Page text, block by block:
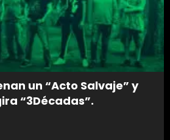
un “Acto Salvaje” y
“3Décadas”.